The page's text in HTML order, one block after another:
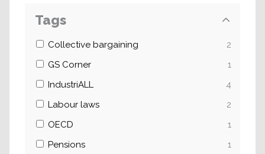
Tags
Collective bargaining
2
GS Corner
1
IndustriALL
4
Labour laws
2
OECD
1
Pensions
1